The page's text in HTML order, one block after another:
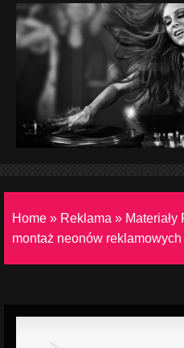
Home » Reklama »
montaż neonów reklamowych